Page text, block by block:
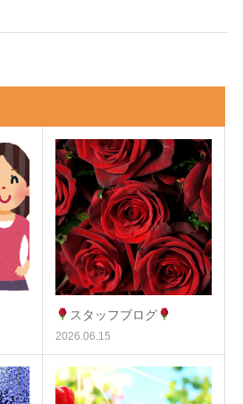
スタッフブログ
2026.06.15